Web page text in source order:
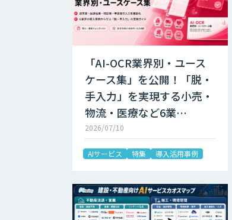
「AI-OCR業界別・ユース
ケース集」を公開！「脱・
手入力」を実現する小売・
物流・医療など6業…
2026/07/10
AIサービス 特集 導入活用事例